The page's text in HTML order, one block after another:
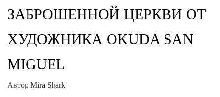
ЗАБРОШЕННОЙ ЦЕРКВИ ОТ
ХУДОЖНИКА OKUDA SAN
MIGUEL
Автор Mira Shark